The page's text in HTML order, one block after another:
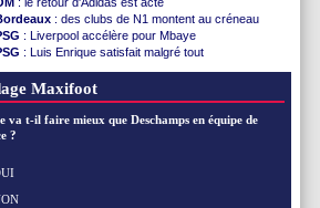
FIFA: le gouvernement espagnol s'en mêle
PSG: l'étonnante rumeur Gusto
Bologne: Dallinga est sur le marché
OM : accord trouvé avec Man City pour Rulli
Uruguay: Forlan nommé sélectionneur (officiel)
PSG: Ndjantou heureux d'avoir rejoué
Real
Rennes
: des clubs de N1 montent au créneau
: Liverpool accélère pour Mbaye
: Luis Enrique satisfait malgré tout
: une nouvelle offre pour Vinicius
Maxifoot
va t-il faire mieux que Deschamps en équipe de
?